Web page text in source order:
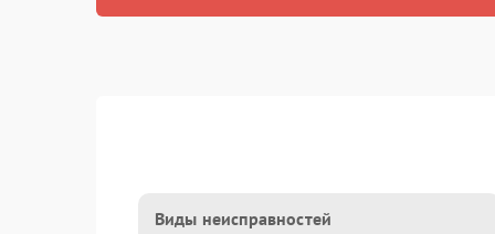
Виды неисправностей